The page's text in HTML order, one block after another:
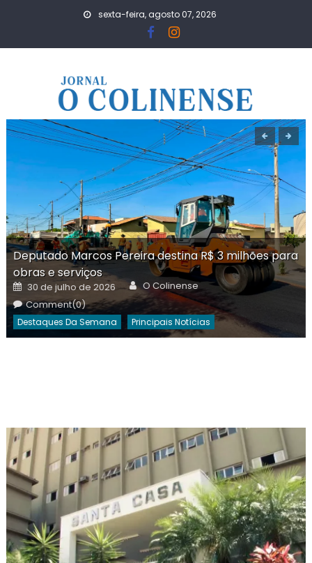
sexta-feira, agosto 07, 2026
Deputado Marcos Pereira destina R$ 3 milhões para
obras e serviços
Posted
on
30 de julho de 2026 Author
O Colinense
Comment(0)
Destaques Da Semana Principais Notícias